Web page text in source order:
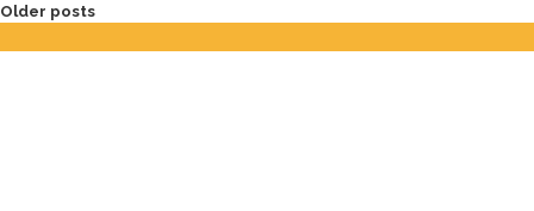
Posts
navigation
Older posts